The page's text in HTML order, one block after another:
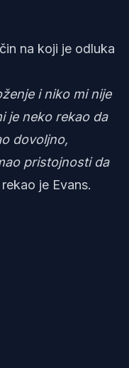
na koji je odluka
i niko mi nije
je neko rekao da
dovoljno,
pristojnosti da
rekao je Evans.